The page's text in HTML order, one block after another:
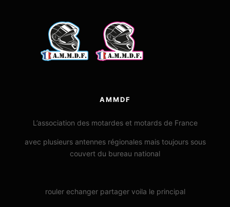
AMMDF
L’association des motardes et motards de France
avec plusieurs antennes régionales mais toujours sous
couvert du bureau national
rouler echanger partager voila le principal